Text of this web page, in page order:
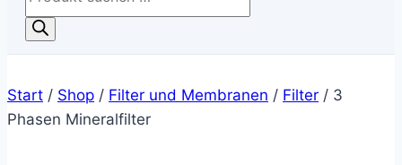
Start / Shop / Filter und Membranen / Filter / 3
Phasen Mineralfilter